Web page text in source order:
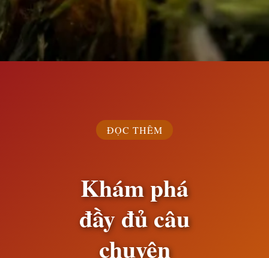
ĐỌC THÊM
Khám phá
đầy đủ câu
chuyện